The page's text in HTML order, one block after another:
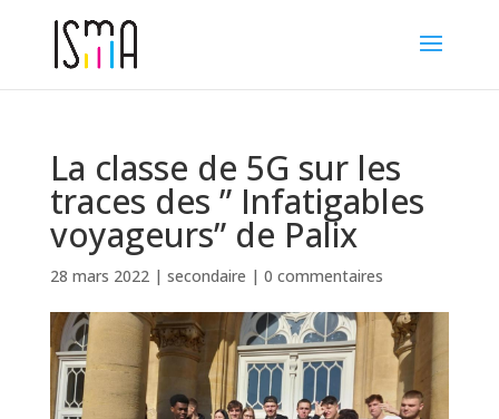
La classe de 5G sur les
traces des ” Infatigables
voyageurs” de Palix
28 mars 2022| secondaire | 0 commentaires